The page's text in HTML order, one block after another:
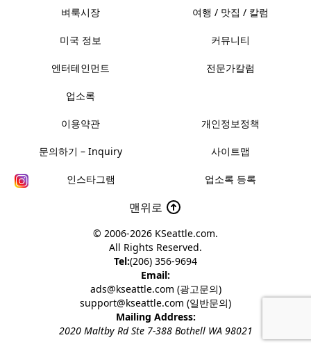
벼룩시장 여행 / 맛집 / 칼럼
미국 정보 커뮤니티
엔터테인먼트 전문가칼럼
업소록
이용약관 개인정보정책
문의하기 – Inquiry 사이트맵
인스타그램 업소록 등록
맨위로
© 2006-2026 KSeattle.com.
All Rights Reserved.
Tel:(206) 356-9694
Email:
ads@kseattle.com (광고문의)
support@kseattle.com (일반문의)
Mailing Address:
2020 Maltby Rd Ste 7-388 Bothell WA 98021